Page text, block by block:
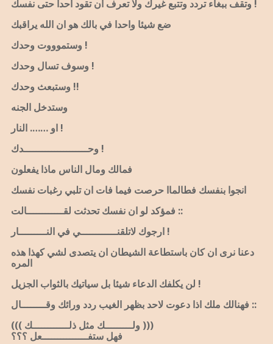
وتقف ببغاء تردد وتتبع غيرك ولا تعرف ان تقود احدا حتى نفسك !
ضع شيئا واحدا في بالك هو ان الله يراقبك
وستموووت وحدك !
وسوف تسال وحدك !
وستبعث وحدك !!
وستدخل الجنه
او ……. النار !
وحـــــــــــــــــــــدك !
فمالك ومال الناس ماذا يفعلون
انجوا بنفسك فطالماا حرصت فيما فات ان تلبي رغبات نفسك
فمؤكد لو ان نفسك تحدثت لقــــــــــــالت ::
ارجوك لاتلقنــــــــــــي في النـــــــــار !
دعنا نرى ان كان باستطاعة الشيطان ان يتصدى لشي كهذا هذه
المره
لن يكلفك الدعاء شيئا بل سياتيك بالثواب الجزيل !
فهنالك ملك اذا دعوت لاحد بظهر الغيب ردد ورائك وقــــــــال ::
((( ولـــــــــك مثل ذلــــــــــــك )))
فهل ستفـــــــــــــــعل ؟؟؟